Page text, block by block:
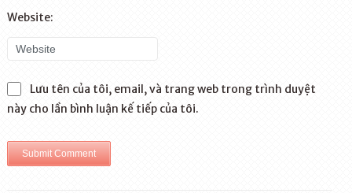
Website:
Lưu tên của tôi, email, và trang web trong trình duyệt
này cho lần bình luận kế tiếp của tôi.